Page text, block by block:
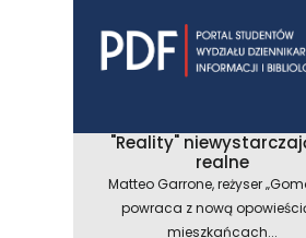
"Reality"
realne
Matteo Garrone, reżyser
powraca z nową
mieszkańcach...